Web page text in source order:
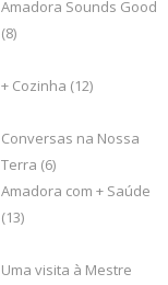
Amadora Sounds Good
(8)
+ Cozinha (12)
Conversas na Nossa
Terra (6)
Amadora com + Saúde
(13)
Uma visita à Mestre